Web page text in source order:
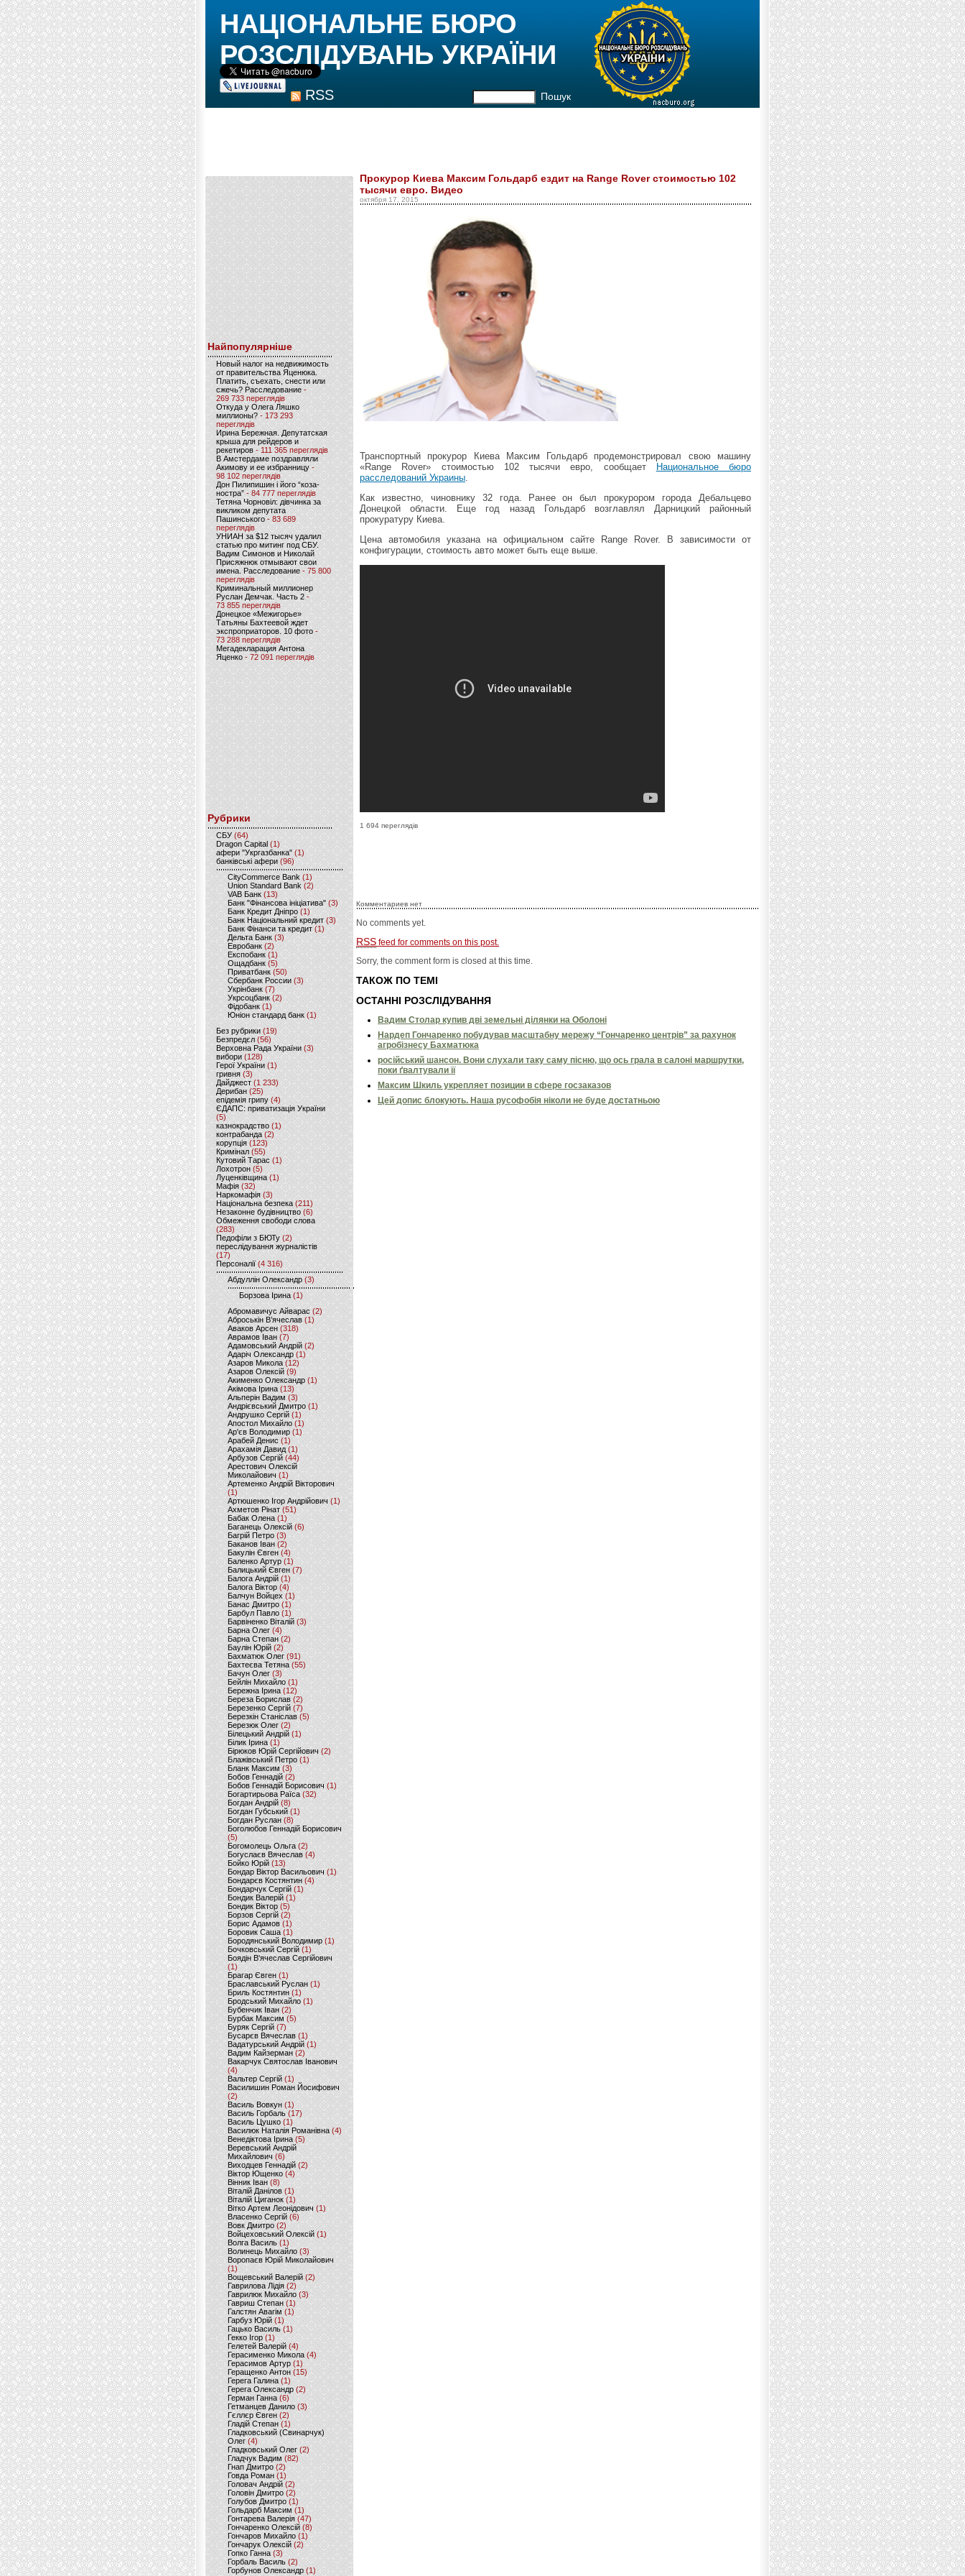
RSS Пошук
НАЦІОНАЛЬНЕ БЮРО
РОЗСЛІДУВАНЬ УКРАЇНИ
Найпопулярніше
Новый налог на недвижимость
от правительства Яценюка.
Платить, съехать, снести или
сжечь? Расследование-
269 733 переглядів
Откуда у Олега Ляшко
миллионы? - 173 293
переглядів
Ирина Бережная. Депутатская
крыша для рейдеров и
рекетиров - 111 365 переглядів
В Амстердаме поздравляли
Акимову и ее избранницу -
98 102 переглядів
Дон Пилипишин і його “коза-
ностра” - 84 777 переглядів
Тетяна Чорновіл: дівчинка за
викликом депутата
Пашинського- 83 689
переглядів
УНИАН за $12 тысяч удалил
статью про митинг под СБУ.
Вадим Симонов и Николай
Присяжнюк отмывают свои
имена. Расследование - 75 800
переглядів
Криминальный миллионер
Руслан Демчак. Часть 2-
73 855 переглядів
Донецкое «Межигорье»
Татьяны Бахтеевой ждет
экспроприаторов. 10 фото -
73 288 переглядів
Мегадекларация Антона
Яценко - 72 091 переглядів
Рубрики
CБУ (64)
Dragon Capital (1)
афери "Укргазбанка" (1)
банківські афери (96)
CityCommerce Bank (1)
Union Standard Bank (2)
VAB Банк (13)
Банк "Фінансова ініціатива" (3)
Банк Кредит Дніпро (1)
Банк Національний кредит (3)
Банк Фінанси та кредит (1)
Дельта Банк (3)
Евробанк(2)
Експобанк (1)
Ощадбанк(5)
Приватбанк (50)
Сбербанк России (3)
Укрінбанк(7)
Укрсоцбанк (2)
Фідобанк (1)
Юніон стандард банк(1)
Без рубрики (19)
Безпредєл(56)
Верховна Рада України (3)
вибори(128)
Герої України(1)
гривня (3)
Дайджест (1 233)
Дерибан (25)
епідемія грипу (4)
ЄДАПС: приватизація України
(5)
казнокрадство (1)
контрабанда (2)
корупція (123)
Кримінал (55)
Кутовий Тарас (1)
Лохотрон(5)
Луценківщина (1)
Мафія (32)
Наркомафія (3)
Національна безпека (211)
Незаконне будівництво(6)
Обмеження свободи слова
(283)
Педофіли з БЮТу (2)
переслідування журналістів
(17)
Персоналії (4 316)
Абдуллін Олександр (3)
Борзова Ірина(1)
Абромавичус Айварас (2)
Аброськін В’ячеслав(1)
Аваков Арсен (318)
Аврамов Іван (7)
Адамовський Андрій(2)
Адаріч Олександр (1)
Азаров Микола (12)
Азаров Олексій (9)
Акименко Олександр(1)
Акімова Ірина(13)
Альперін Вадим (3)
Андрієвський Дмитро(1)
Андрушко Сергій(1)
Апостол Михайло(1)
Ар'єв Володимир (1)
Арабей Денис(1)
Арахамія Давид (1)
Арбузов Сергій (44)
Арестович Олексій
Миколайович(1)
Артеменко Андрій Вікторович
(1)
Артюшенко Ігор Андрійович(1)
Ахметов Рінат(51)
Бабак Олена(1)
Баганець Олексій(6)
Багрій Петро (3)
Баканов Іван(2)
Бакулін Євген (4)
Баленко Артур(1)
Балицький Євген(7)
Балога Андрій (1)
Балога Віктор (4)
Балчун Войцех (1)
Банас Дмитро (1)
Барбул Павло(1)
Барвіненко Віталій(3)
Барна Олег (4)
Барна Степан (2)
Баулін Юрій (2)
Бахматюк Олег (91)
Бахтеєва Тетяна(55)
Бачун Олег (3)
Бейлін Михайло (1)
Бережна Ірина(12)
Береза Борислав(2)
Березенко Сергій (7)
Березкін Станіслав (5)
Березюк Олег(2)
Білецький Андрій (1)
Білик Ірина (1)
Бірюков Юрій Сергійович (2)
Блажівський Петро (1)
Бланк Максим(3)
Бобов Геннадій (2)
Бобов Геннадій Борисович (1)
Богартирьова Раїса (32)
Богдан Андрій(8)
Богдан Губський (1)
Богдан Руслан(8)
Боголюбов Геннадій Борисович
(5)
Богомолець Ольга (2)
Богуслаєв Вячеслав (4)
Бойко Юрій (13)
Бондар Віктор Васильович (1)
Бондарєв Костянтин (4)
Бондарчук Сергій(1)
Бондик Валерій (1)
Бондик Віктор(5)
Борзов Сергiй (2)
Борис Адамов(1)
Боровик Саша (1)
Бородянський Володимир (1)
Бочковський Сергій (1)
Боядін В'ячеслав Сергійович
(1)
Брагар Євген (1)
Браславський Руслан (1)
Бриль Костянтин (1)
Бродський Михайло (1)
Бубенчик Іван(2)
Бурбак Максим (5)
Буряк Сергій (7)
Бусарєв Вячеслав (1)
Вадатурський Андрій (1)
Вадим Кайзерман (2)
Вакарчук Святослав Іванович
(4)
Вальтер Сергій (1)
Василишин Роман Йосифович
(2)
Василь Вовкун (1)
Василь Горбаль (17)
Василь Цушко (1)
Василюк Наталія Романівна (4)
Венедіктова Ірина(5)
Веревський Андрій
Михайлович (6)
Виходцев Геннадій (2)
Віктор Ющенко (4)
Вінник Іван (8)
Віталій Данілов (1)
Віталій Циганок (1)
Вітко Артем Леонідович(1)
Власенко Сергій (6)
Вовк Дмитро(2)
Войцеховський Олексій(1)
Волга Василь (1)
Волинець Михайло (3)
Воропаєв Юрій Миколайович
(1)
Вощевський Валерій(2)
Гаврилова Лідія (2)
Гаврилюк Михайло (3)
Гавриш Степан (1)
Галстян Авагім (1)
Гарбуз Юрій (1)
Гацько Василь (1)
Гекко Ігор(1)
Гелетей Валерій (4)
Герасименко Микола (4)
Герасимов Артур (1)
Геращенко Антон(15)
Герега Галина (1)
Герега Олександр (2)
Герман Ганна (6)
Гетманцев Данило (3)
Гєллєр Євген (2)
Гладій Степан(1)
Гладковський (Свинарчук)
Олег (4)
Гладковський Олег (2)
Гладчук Вадим (82)
Гнап Дмитро (2)
Говда Роман(1)
Головач Андрій (2)
Головін Дмитро (2)
Голубов Дмитро (1)
Гольдарб Максим(1)
Гонтарева Валерія (47)
Гончаренко Олексій(8)
Гончаров Михайло (1)
Гончарук Олексій (2)
Гопко Ганна (3)
Горбаль Василь (2)
Горбунов Олександр (1)
Прокурор Киева Максим Гольдарб ездит на Range Rover стоимостью 102
тысячи евро. Видео
октября 17, 2015
Транспортный прокурор Киева Максим Гольдарб продемонстрировал свою машину
«Range Rover» стоимостью 102 тысячи евро, сообщает
Национальное бюро
расследований Украины.
Как известно, чиновнику 32 года. Ранее он был прокурором города Дебальцево
Донецкой области. Еще год назад Гольдарб возглавлял Дарницкий районный
прокуратуру Киева.
Цена автомобиля указана на официальном сайте Range Rover. В зависимости от
конфигурации, стоимость авто может быть еще выше.
1 694 переглядів
Комментариев нет
No comments yet.
RSS feed for comments on this post.
Sorry, the comment form is closed at this time.
ТАКОЖ ПО ТЕМІ
ОСТАННІ РОЗСЛІДУВАННЯ
Вадим Столар купив дві земельні ділянки на Оболоні
Нардеп Гончаренко побудував масштабну мережу “Гончаренко центрів” за рахунок
агробізнесу Бахматюка
російський шансон. Вони слухали таку саму пісню, що ось грала в салоні маршрутки,
поки ґвалтували її
Максим Шкиль укрепляет позиции в сфере госзаказов
Цей допис блокують. Наша русофобія ніколи не буде достатньою